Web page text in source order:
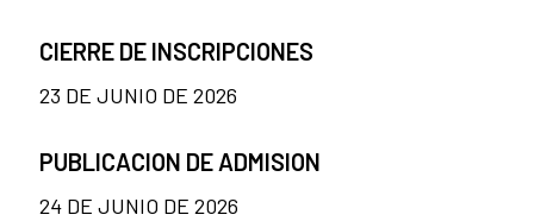
CIERRE DE INSCRIPCIONES
23 DE JUNIO DE 2026
PUBLICACION DE ADMISION
24 DE JUNIO DE 2026